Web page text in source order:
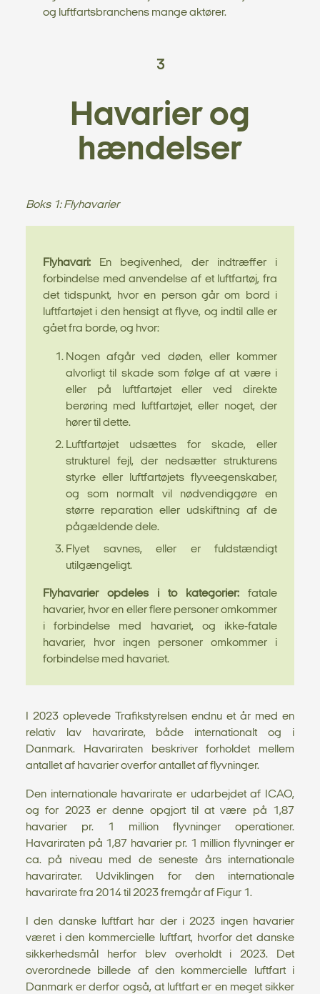
og luftfartsbranchens mange aktører.
3
Havarier og
hændelser
Boks 1: Flyhavarier
Flyhavari: En begivenhed, der indtræffer i
forbindelse med anvendelse af et luftfartøj, fra
det tidspunkt, hvor en person går om bord i
luftfartøjet i den hensigt at flyve, og indtil alle er
gået fra borde, og hvor:
Nogen afgår ved døden, eller kommer
alvorligt til skade som følge af at være i
eller på luftfartøjet eller ved direkte
berøring med luftfartøjet, eller noget, der
hører til dette.
Luftfartøjet udsættes for skade, eller
strukturel fejl, der nedsætter strukturens
styrke eller luftfartøjets flyveegenskaber,
og som normalt vil nødvendiggøre en
større reparation eller udskiftning af de
pågældende dele.
Flyet savnes, eller er fuldstændigt
utilgængeligt.
Flyhavarier opdeles i to kategorier: fatale
havarier, hvor en eller flere personer omkommer
i forbindelse med havariet, og ikke-fatale
havarier, hvor ingen personer omkommer i
forbindelse med havariet.
I 2023 oplevede Trafikstyrelsen endnu et år med en
relativ lav havarirate, både internationalt og i
Danmark. Havariraten beskriver forholdet mellem
antallet af havarier overfor antallet af flyvninger.
Den internationale havarirate er udarbejdet af ICAO,
og for 2023 er denne opgjort til at være på 1,87
havarier pr. 1 million flyvninger operationer.
Havariraten på 1,87 havarier pr. 1 million flyvninger er
ca. på niveau med de seneste års internationale
havarirater. Udviklingen for den internationale
havarirate fra 2014 til 2023 fremgår af Figur 1.
I den danske luftfart har der i 2023 ingen havarier
været i den kommercielle luftfart, hvorfor det danske
sikkerhedsmål herfor blev overholdt i 2023. Det
overordnede billede af den kommercielle luftfart i
Danmark er derfor også, at luftfart er en meget sikker